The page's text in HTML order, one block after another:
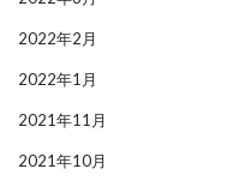
2022年2月
2022年1月
2021年11月
2021年10月